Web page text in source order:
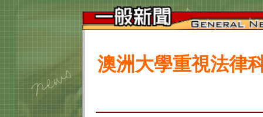
澳洲大學重視法律